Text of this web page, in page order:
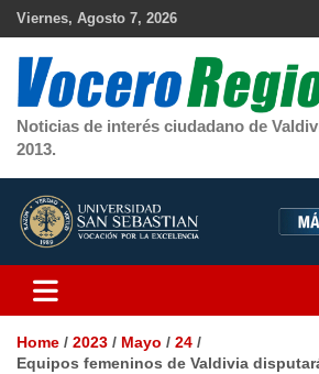
Skip
Viernes, Agosto 7, 2026
Noticias de interés ciudadano de
2013.
Home 2023 Mayo
24
Equipos femeninos de Valdivia